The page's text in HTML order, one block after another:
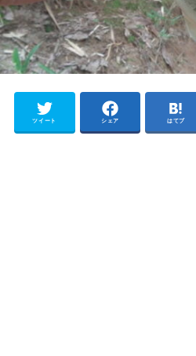
ツイート シェア はてブ